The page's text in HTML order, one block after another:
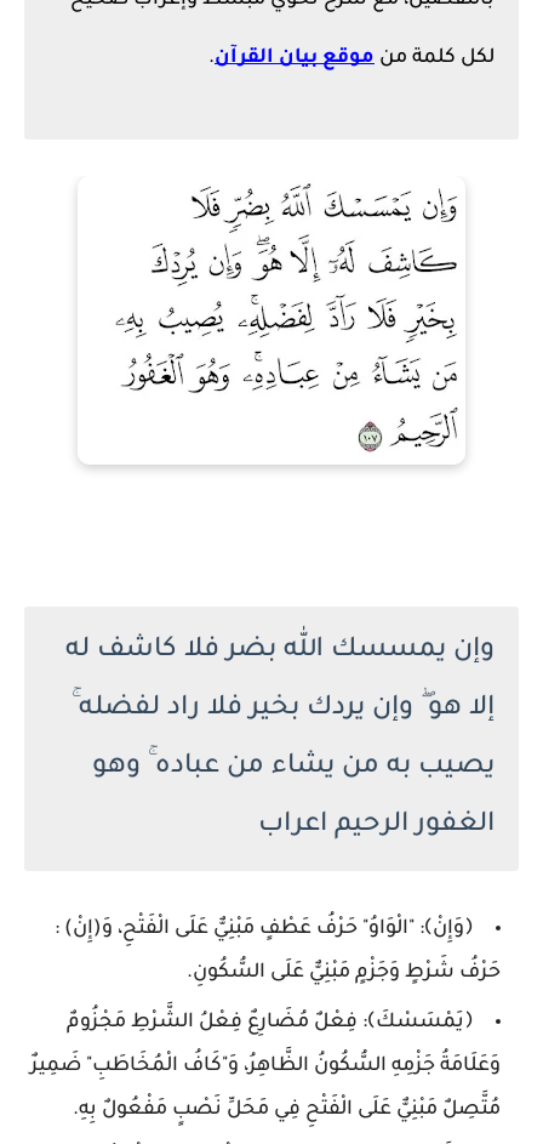
لكل كلمة من موقع بيان القرآن.
وإن يمسسك الله بضر فلا كاشف له
إلا هو ۖ وإن يردك بخير فلا راد لفضله ۚ
يصيب به من يشاء من عباده ۚ وهو
الغفور الرحيم اعراب
﴿وَإِنْ﴾: "الْوَاوُ" حَرْفُ عَطْفٍ مَبْنِيٌّ عَلَى الْفَتْحِ، وَ(إِنْ) :
حَرْفُ شَرْطٍ وَجَزْمٍ مَبْنِيٌّ عَلَى السُّكُونِ.
﴿يَمْسَسْكَ﴾: فِعْلٌ مُضَارِعٌ فِعْلُ الشَّرْطِ مَجْزُومٌ
وَعَلَامَةُ جَزْمِهِ السُّكُونُ الظَّاهِرُ، وَ"كَافُ الْمُخَاطَبِ" ضَمِيرٌ
مُتَّصِلٌ مَبْنِيٌّ عَلَى الْفَتْحِ فِي مَحَلِّ نَصْبٍ مَفْعُولٌ بِهِ.